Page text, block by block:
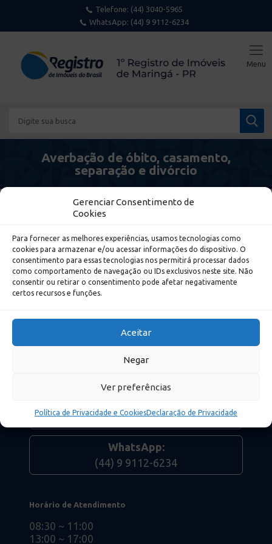
Gerenciar Consentimento de
Cookies
Para fornecer as melhores experiências, usamos tecnologias como
cookies para armazenar e/ou acessar informações do dispositivo. O
consentimento para essas tecnologias nos permitirá processar dados
como comportamento de navegação ou IDs exclusivos neste site. Não
consentir ou retirar o consentimento pode afetar negativamente
certos recursos e funções.
Aceitar
Negar
Ver preferências
Política de Privacidade e CookiesDeclaração de Privacidade
Telefone: (44) 3040-5965
WhatsApp: (44) 9 9112-6234
Averbação de óbito, casamento,
separação e divórcio
Endereço
Av. João Paulino Vieira Filho, 625
Torre 2, Sala 803, Novo Centro
Política de privacidade
(44) 3040-5965
WhatsApp:
(44) 9 9112-6234
Horário de Atendimento
08:30 ~ 11:00
13:00 ~ 17:00